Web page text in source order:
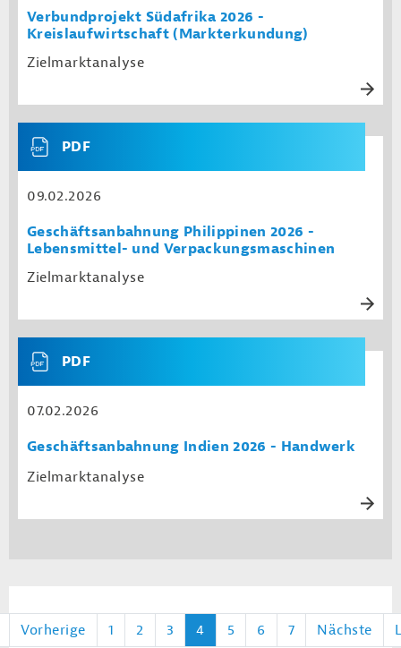
Verbundprojekt Südafrika 2026 -
Kreislaufwirtschaft (Markterkundung)
Zielmarktanalyse
PDF
09.02.2026
Geschäftsanbahnung Philippinen 2026 -
Lebensmittel- und Verpackungsmaschinen
Zielmarktanalyse
PDF
07.02.2026
Geschäftsanbahnung Indien 2026 - Handwerk
Zielmarktanalyse
Vorherige 1 2 3 4 5 6 7 Nächste